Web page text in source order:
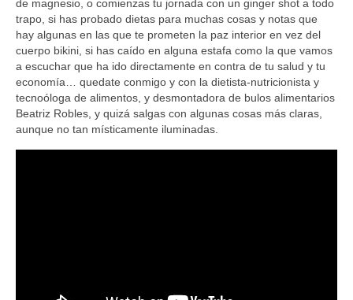
de magnesio, o comienzas tu jornada con un ginger shot a todo
trapo, si has probado dietas para muchas cosas y notas que
hay algunas en las que te prometen la paz interior en vez del
cuerpo bikini, si has caído en alguna estafa como la que vamos
a escuchar que ha ido directamente en contra de tu salud y tu
economía… quedate conmigo y con la dietista-nutricionista y
tecnoóloga de alimentos, y desmontadora de bulos alimentarios
Beatriz Robles, y quizá salgas con algunas cosas más claras,
aunque no tan místicamente iluminadas.